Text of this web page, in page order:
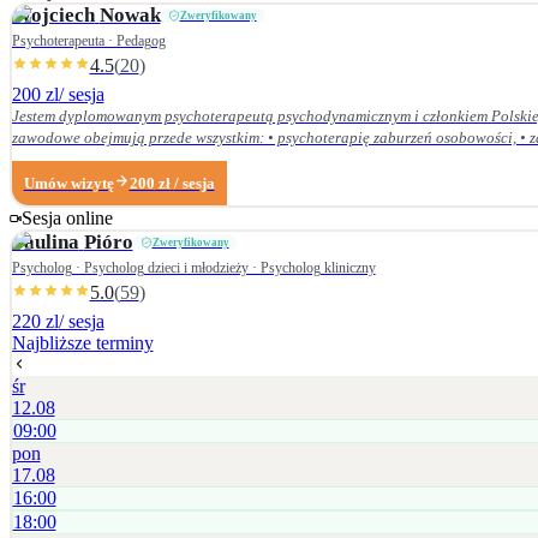
Wojciech Nowak Zweryfikowany
Psychoterapeuta · Pedagog
4.5(20)
200 zl/ sesja
Jestem dyplomowanym psychoterapeutą psychodynamicznym i członkiem
zawodowe obejmują przede wszystkim: • psychoterapię zaburzeń osobowości, • zaburzenia
Dolnośląskiej Szkoły Wyższej we Wrocławiu — w 2007 r. studia licencjackie
Centrum Psychodynamicznym, a w styczniu 2020 r. uzyskałem dyplom psychoterapeuty psychodynamicznego. Od ukończenia szkoły psychoterapii regularnie uczestniczę w
Psychoterapii Psychodynamicznej i na bieżąco śledzę literaturę z zakresu
Umów wizytę 200 zł / sesja
Sesja online
Paulina Pióro Zweryfikowany
Psycholog · Psycholog dzieci i młodzieży · Psycholog kliniczny
5.0(59)
220 zl/ sesja
Najbliższe terminy
śr
12.08
09:00
pon
17.08
16:00
18:00